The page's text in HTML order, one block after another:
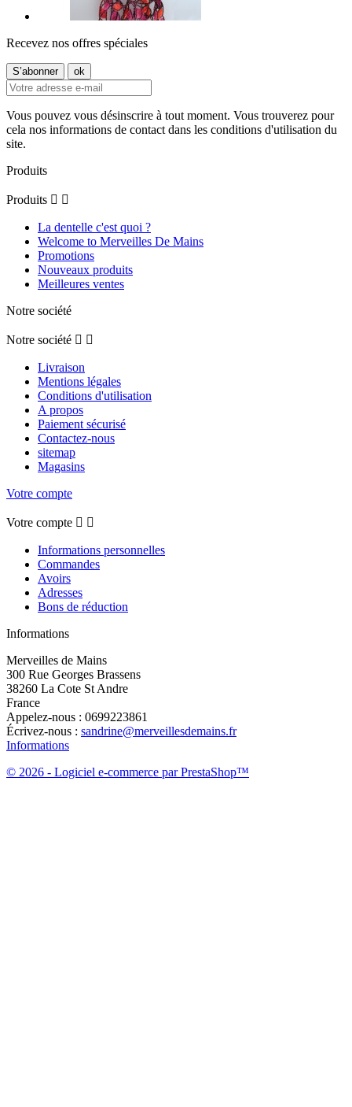
Recevez nos offres spéciales
Vous pouvez vous désinscrire à tout moment. Vous trouverez pour
cela nos informations de contact dans les conditions d'utilisation du
site.
Produits
Produits  
La dentelle c'est quoi ?
Welcome to Merveilles De Mains
Promotions
Nouveaux produits
Meilleures ventes
Notre société
Notre société  
Livraison
Mentions légales
Conditions d'utilisation
A propos
Paiement sécurisé
Contactez-nous
sitemap
Magasins
Votre compte
Votre compte  
Informations personnelles
Commandes
Avoirs
Adresses
Bons de réduction
Informations
Merveilles de Mains
300 Rue Georges Brassens
38260 La Cote St Andre
France
Appelez-nous : 0699223861
Écrivez-nous : sandrine@merveillesdemains.fr
Informations
© 2026 - Logiciel e-commerce par PrestaShop™